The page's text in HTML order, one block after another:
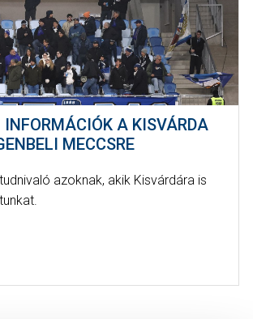
INFORMÁCIÓK A KISVÁRDA
MECCSRE
azoknak, akik Kisvárdára is